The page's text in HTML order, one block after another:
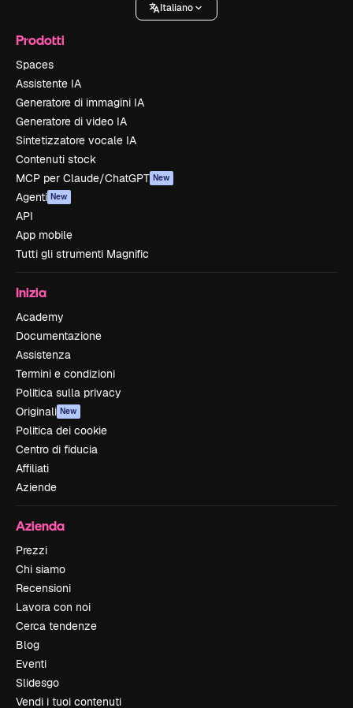
Italiano
Prodotti
Spaces
Assistente IA
Generatore di immagini IA
Generatore di video IA
Sintetizzatore vocale IA
Contenuti stock
MCP per Claude/ChatGPT New
Agenti New
API
App mobile
Tutti gli strumenti Magnific
Inizia
Academy
Documentazione
Assistenza
Termini e condizioni
Politica sulla privacy
Originali New
Politica dei cookie
Centro di fiducia
Affiliati
Aziende
Azienda
Prezzi
Chi siamo
Recensioni
Lavora con noi
Cerca tendenze
Blog
Eventi
Slidesgo
Vendi i tuoi contenuti